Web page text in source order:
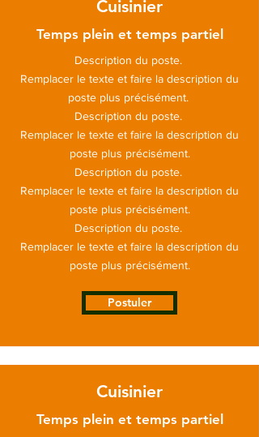
Cuisinier
Temps plein et temps partiel
Description du poste.
Remplacer le texte et faire la description du
poste plus précisément.
Description du poste.
Remplacer le texte et faire la description du
poste plus précisément.
Description du poste.
Remplacer le texte et faire la description du
poste plus précisément.
Description du poste.
Remplacer le texte et faire la description du
poste plus précisément.
Postuler
Cuisinier
Temps plein et temps partiel